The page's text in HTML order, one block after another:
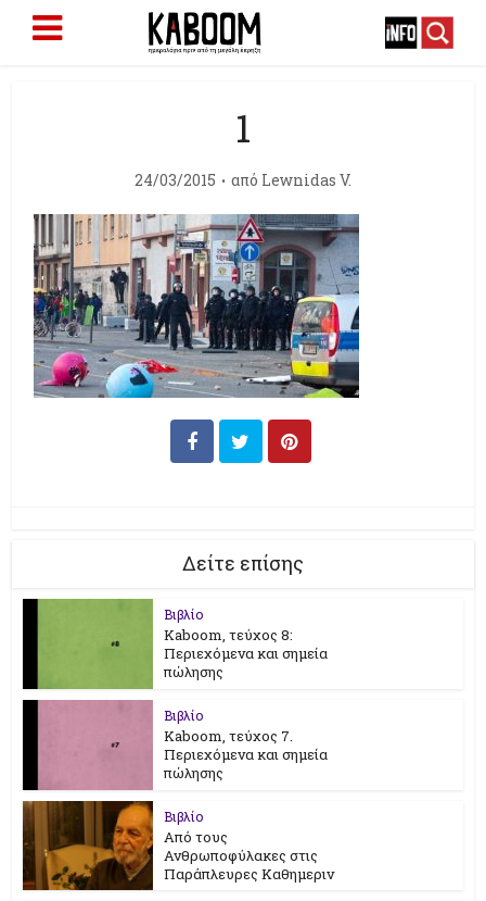
1
24/03/2015 από Lewnidas V.
Δείτε επίσης
Βιβλίο
Kaboom, τεύχος 8:
Περιεχόμενα και σημεία
πώλησης
Βιβλίο
Kaboom, τεύχος 7.
Περιεχόμενα και σημεία
πώλησης
Βιβλίο
Από τους
Ανθρωποφύλακες στις
Παράπλευρες Καθημεριν